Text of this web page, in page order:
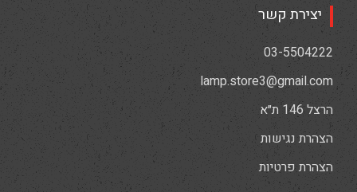
יצירת קשר
03-5504222
lamp.store3@gmail.com
הרצל 146 ת״א
הצהרת נגישות
הצהרת פרטיות